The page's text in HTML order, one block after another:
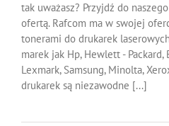
tak uważasz? Przyjdź do
ofertą. Rafcom ma w swojej
tonerami do drukarek
marek jak Hp, Hewlett - Packard,
Lexmark, Samsung, Minolta,
drukarek są niezawodne [...]